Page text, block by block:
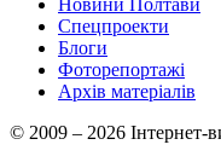
Новини Полтави
Спецпроекти
Блоги
Фоторепортажі
Архів матеріалів
© 2009 – 2026 Інтернет-